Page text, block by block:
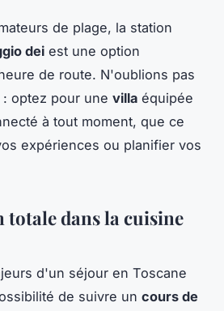
de plage, la station
dei est une option
de route. N'oublions pas
optez pour une villa équipée
à tout moment, que ce
expériences ou planifier vos
totale dans la cuisine
d'un séjour en Toscane
de suivre un cours de